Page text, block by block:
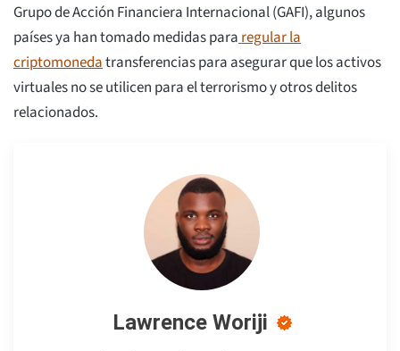
Grupo de Acción Financiera Internacional (GAFI), algunos
países ya han tomado medidas pararegular la
criptomonedatransferencias para asegurar que los activos
virtuales no se utilicen para el terrorismo y otros delitos
relacionados.
Lawrence Woriji